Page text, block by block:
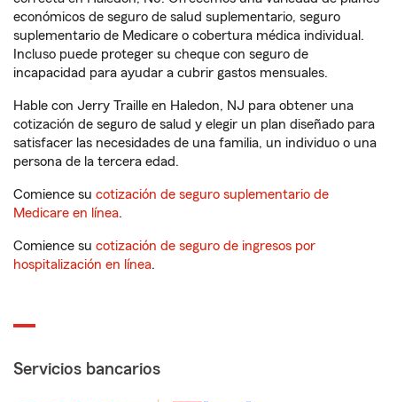
económicos de seguro de salud suplementario, seguro
suplementario de Medicare o cobertura médica individual.
Incluso puede proteger su cheque con seguro de
incapacidad para ayudar a cubrir gastos mensuales.
Hable con Jerry Traille en Haledon, NJ para obtener una
cotización de seguro de salud y elegir un plan diseñado para
satisfacer las necesidades de una familia, un individuo o una
persona de la tercera edad.
Comience su cotización de seguro suplementario de
Medicare en línea.
Comience su cotización de seguro de ingresos por
hospitalización en línea.
Servicios bancarios